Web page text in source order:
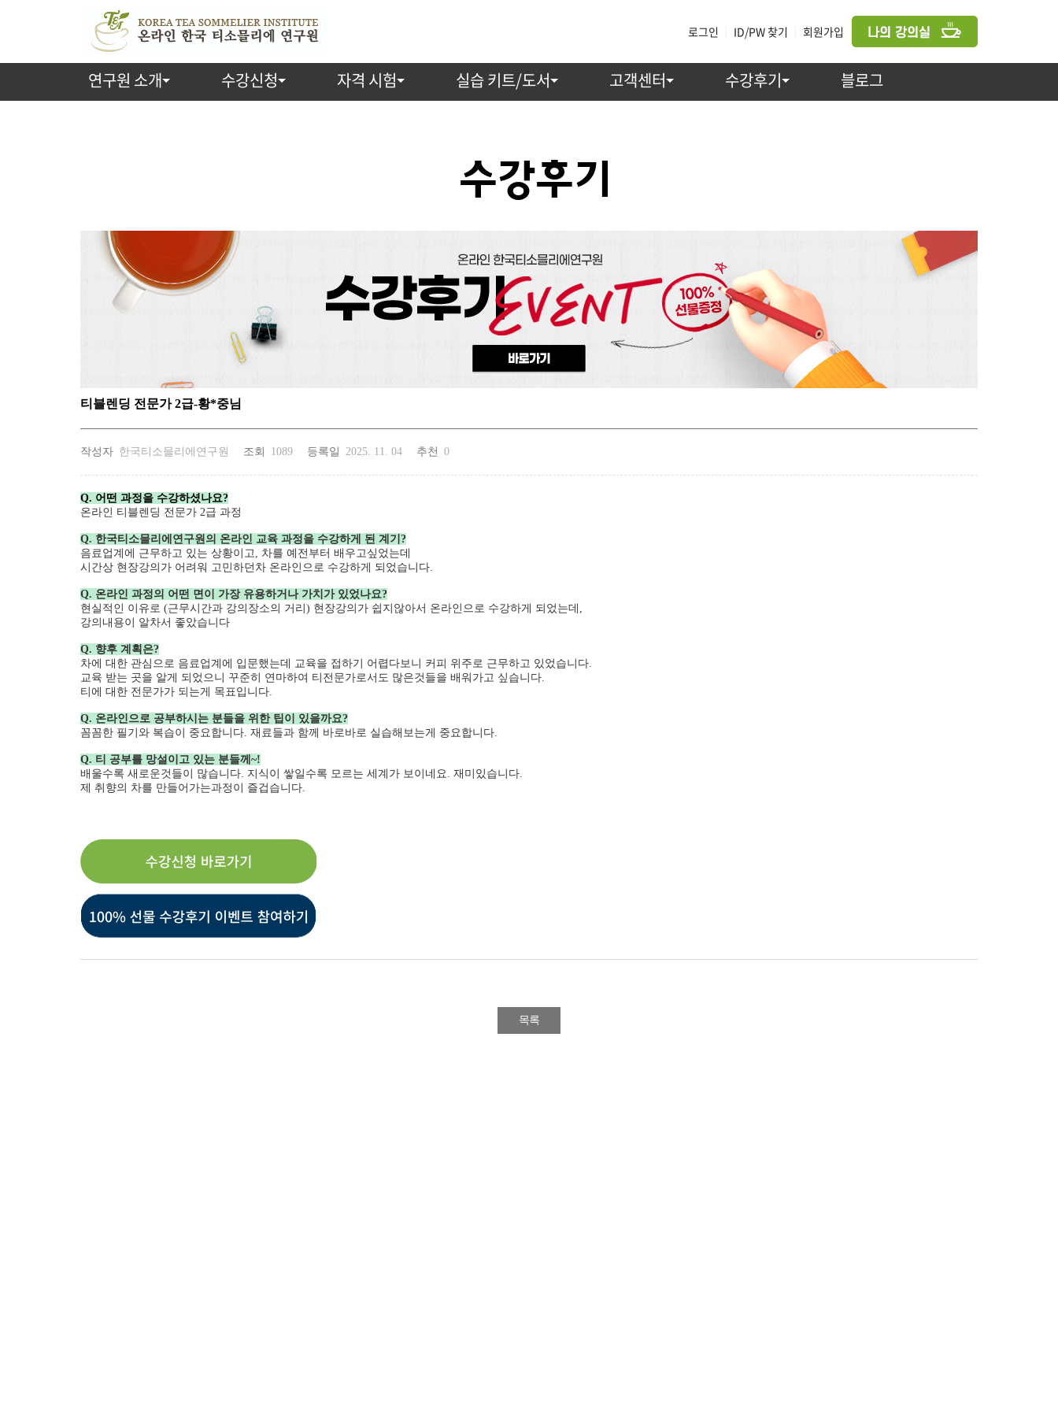
로그인 ID/PW 찾기 회원가입
연구원 소개 수강신청 자격 시험 실습 키트/도서 고객센터 수강후기 블로그
티블렌딩 전문가 2급-황*중님
작성자 한국티소믈리에연구원 조회 1089 등록일 2025. 11. 04 추천 0
Q. 어떤 과정을 수강하셨나요?
온라인 티블렌딩 전문가 2급 과정
Q. 한국티소믈리에연구원의 온라인 교육 과정을 수강하게 된 계기?
음료업계에 근무하고 있는 상황이고, 차를 예전부터 배우고싶었는데
시간상 현장강의가 어려워 고민하던차 온라인으로 수강하게 되었습니다.
Q. 온라인 과정의 어떤 면이 가장 유용하거나 가치가 있었나요?
현실적인 이유로 (근무시간과 강의장소의 거리) 현장강의가 쉽지않아서 온라인으로 수강하게 되었는데,
강의내용이 알차서 좋았습니다
Q. 향후 계획은?
차에 대한 관심으로 음료업계에 입문했는데 교육을 접하기 어렵다보니 커피 위주로 근무하고 있었습니다.
교육 받는 곳을 알게 되었으니 꾸준히 연마하여 티전문가로서도 많은것들을 배워가고 싶습니다.
티에 대한 전문가가 되는게 목표입니다.
Q. 온라인으로 공부하시는 분들을 위한 팁이 있을까요?
꼼꼼한 필기와 복습이 중요합니다. 재료들과 함께 바로바로 실습해보는게 중요합니다.
Q. 티 공부를 망설이고 있는 분들께~!
배울수록 새로운것들이 많습니다. 지식이 쌓일수록 모르는 세계가 보이네요. 재미있습니다.
제 취향의 차를 만들어가는과정이 즐겁습니다.
목록